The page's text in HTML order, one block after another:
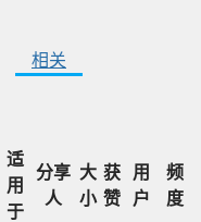
相关
适
用
于
分享
人
大
小
获
赞
用
户
频
度